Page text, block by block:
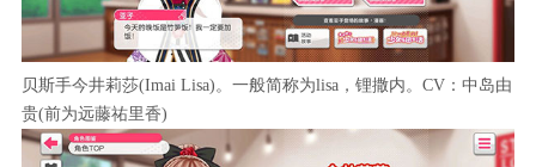
贝斯手今井莉莎(Imai Lisa)。一般简称为lisa，锂撒内。CV：中岛由
贵(前为远藤祐里香)